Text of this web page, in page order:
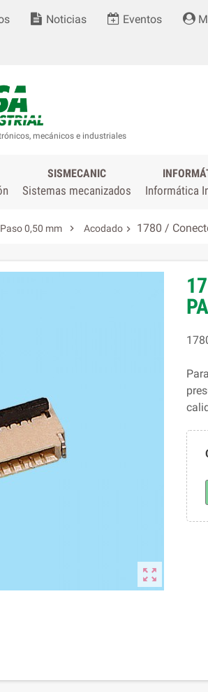
Noticias Eventos
mecánicos e industriales
SISMECANIC
Sistemas mecanizados Informática
Paso 0,50 mm  Acodado  1780 /
